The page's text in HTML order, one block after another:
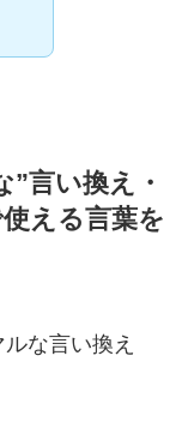
言い換え・
える言葉を
な言い換え